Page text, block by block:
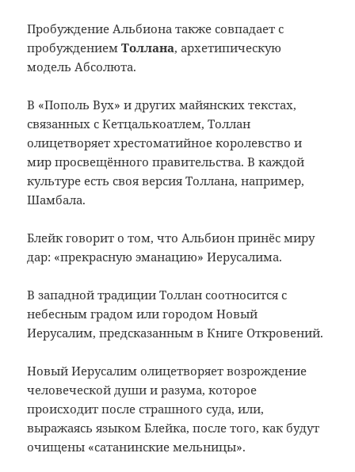
Пробуждение Альбиона также совпадает с
пробуждениемТоллана, архетипическую
модель Абсолюта.
В «Пополь Вух» и других майянских текстах,
связанных с Кетцалькоатлем, Толлан
олицетворяет хрестоматийное королевство и
мир просвещённого правительства. В каждой
культуре есть своя версия Толлана, например,
Шамбала.
Блейк говорит о том, что Альбион принёс миру
дар: «прекрасную эманацию» Иерусалима.
В западной традиции Толлан соотносится с
небесным градом или городом Новый
Иерусалим, предсказанным в Книге Откровений.
Новый Иерусалим олицетворяет возрождение
человеческой души и разума, которое
происходит после страшного суда, или,
выражаясь языком Блейка, после того, как будут
очищены «сатанинские мельницы».